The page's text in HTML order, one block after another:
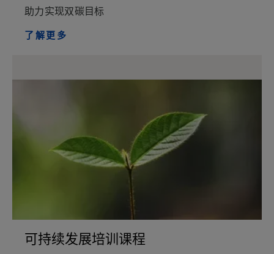
助力实现双碳目标
了解更多
可持续发展培训课程